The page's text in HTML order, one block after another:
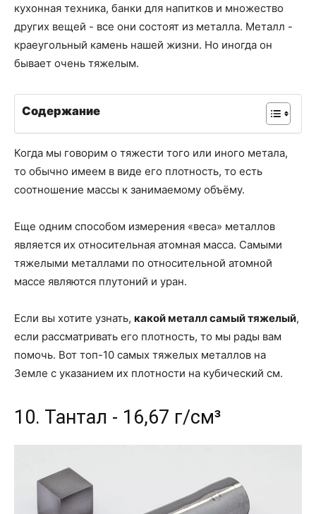
кухонная техника, банки для напитков и множество
других вещей - все они состоят из металла. Металл -
краеугольный камень нашей жизни. Но иногда он
бывает очень тяжелым.
Содержание
Когда мы говорим о тяжести того или иного метала,
то обычно имеем в виде его плотность, то есть
соотношение массы к занимаемому объёму.
Еще одним способом измерения «веса» металлов
является их относительная атомная масса. Самыми
тяжелыми металлами по относительной атомной
массе являются плутоний и уран.
Если вы хотите узнать, какой металл самый тяжелый,
если рассматривать его плотность, то мы рады вам
помочь. Вот топ-10 самых тяжелых металлов на
Земле с указанием их плотности на кубический см.
10. Тантал - 16,67 г/см³